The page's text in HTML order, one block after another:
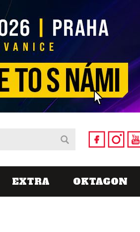
EXTRA OKTAGON